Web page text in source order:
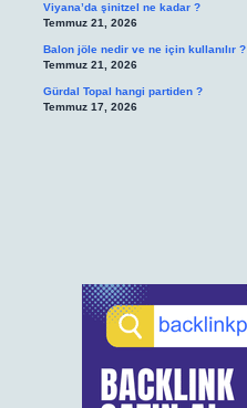
Viyana’da şinitzel ne kadar ?
Temmuz 21, 2026
Balon jöle nedir ve ne için kullanılır ?
Temmuz 21, 2026
Gürdal Topal hangi partiden ?
Temmuz 17, 2026